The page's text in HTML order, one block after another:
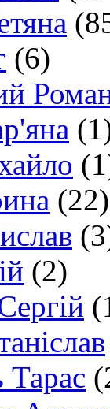
(6)
(22)
(2)
Тарас